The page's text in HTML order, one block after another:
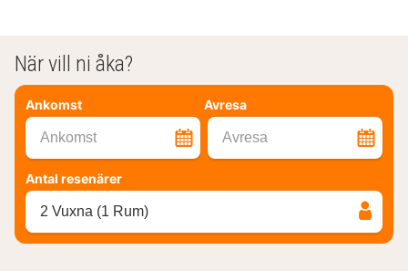
När vill ni åka?
Ankomst Avresa
Ankomst Avresa
Antal resenärer
2 Vuxna (1 Rum)